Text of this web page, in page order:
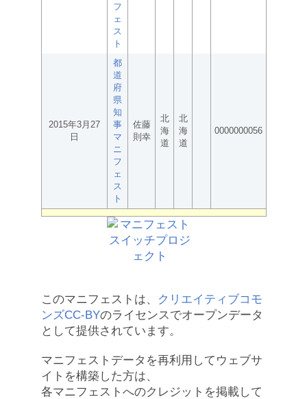
フ
ェ
ス
ト
2015年3月27
日
都
道
府
県
知
事
マ
ニ
フ
ェ
ス
ト
佐藤
則幸
北
海
道
北
海
道
0000000056
このマニフェストは、
クリエイティブコモ
ンズCC-BYのライセンスでオープンデータ
として提供されています。
マニフェストデータを再利用してウェブサ
イトを構築した方は、
各マニフェストへのクレジットを掲載して